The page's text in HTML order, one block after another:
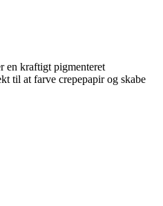
en kraftigt pigmenteret
til at farve crepepapir og skabe